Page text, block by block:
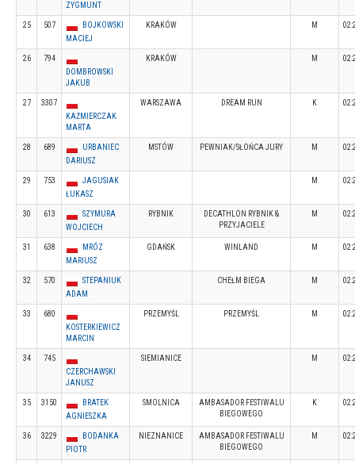
ZYGMUNT
25 507
BOJKOWSKI
MACIEJ
KRAKÓW M
26
794
DOMBROWSKI
JAKUB
KRAKÓW M
27
3307
KAŹMIERCZAK
MARTA
WARSZAWA DREAM RUN K
28 689
URBANIEC
DARIUSZ
MSTÓW PEWNIAK/SŁOŃCA JURY M
29 753
JAGUSIAK
ŁUKASZ
M
30 613
SZYMURA
WOJCIECH
RYBNIK
DECATHLON RYBNIK &
PRZYJACIELE
M
31 638
MRÓZ
MARIUSZ
GDAŃSK WINLAND M
32 570
STEPANIUK
ADAM
CHEŁM BIEGA M
33
680
KOSTERKIEWICZ
MARCIN
PRZEMYŚL PRZEMYŚL M
34
745
CZERCHAWSKI
JANUSZ
SIEMIANICE M
35 3150
BRATEK
AGNIESZKA
SMOLNICA
AMBASADOR FESTIWALU
BIEGOWEGO
K
36 3229
BODANKA
PIOTR
NIEZNANICE
AMBASADOR FESTIWALU
BIEGOWEGO
M